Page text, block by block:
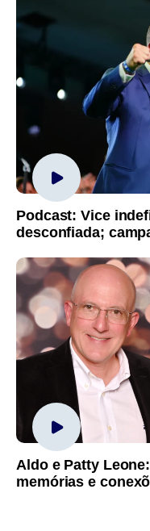
Podcast: Vice
desconfiada;
Aldo e Patty
memórias e